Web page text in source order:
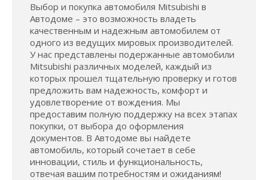
Выбор и покупка автомобиля Mitsubishi в
Автодоме – это возможность владеть
качественным и надежным автомобилем от
одного из ведущих мировых производителей.
У нас представлены подержанные автомобили
Mitsubishi различных моделей, каждый из
которых прошел тщательную проверку и готов
предложить вам надежность, комфорт и
удовлетворение от вождения. Мы
предоставим полную поддержку на всех этапах
покупки, от выбора до оформления
документов. В Автодоме вы найдете
автомобиль, который сочетает в себе
инновации, стиль и функциональность,
отвечая вашим потребностям и ожиданиям!